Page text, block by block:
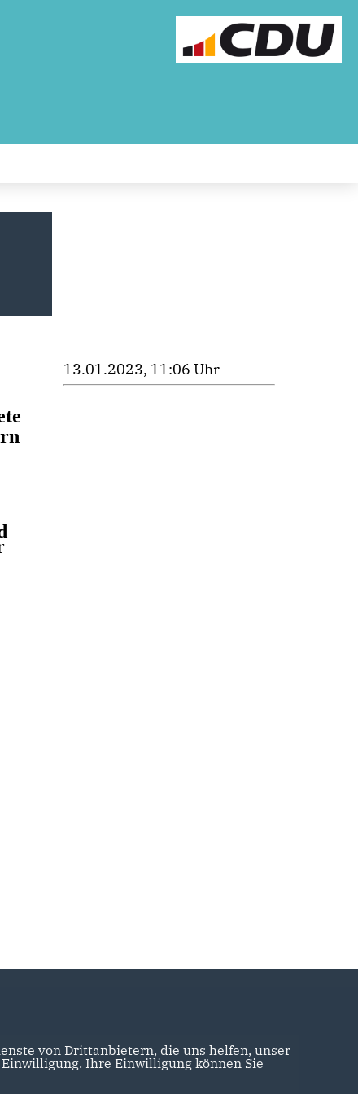
13.01.2023, 11:06 Uhr
von Drittanbietern, die uns helfen, unser
Ihre Einwilligung können Sie